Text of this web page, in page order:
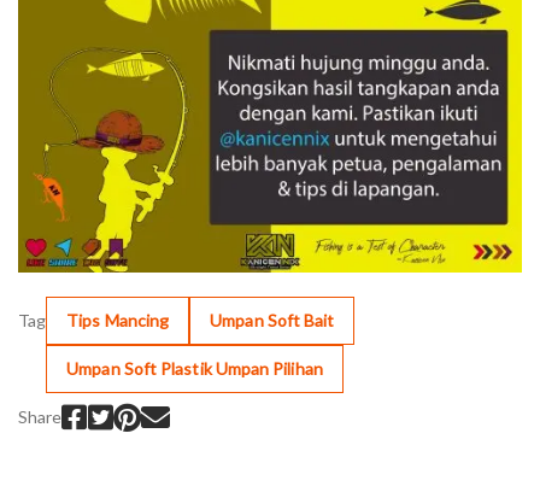
Tag Tips Mancing Umpan Soft Bait
Umpan Soft Plastik Umpan Pilihan
Share